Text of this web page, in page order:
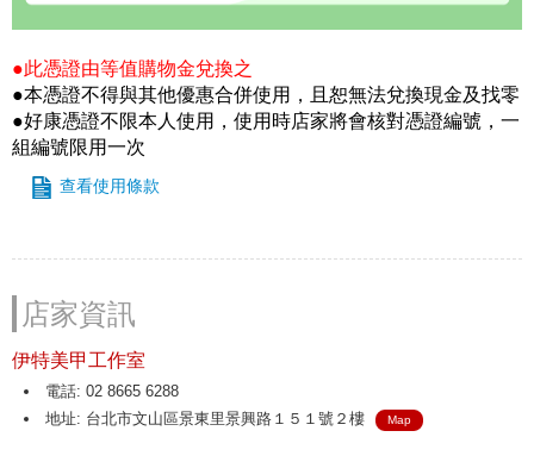
●此憑證由等值購物金兌換之
●本憑證不得與其他優惠合併使用，且恕無法兌換現金及找零
●好康憑證不限本人使用，使用時店家將會核對憑證編號，一
組編號限用一次
查看使用條款
店家資訊
伊特美甲工作室
電話: 02 8665 6288
地址: 台北市文山區景東里景興路１５１號２樓
Map